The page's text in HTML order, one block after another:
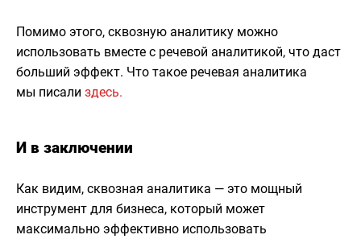
Помимо этого, сквозную аналитику можно
использовать вместе с речевой аналитикой, что даст
больший эффект. Что такое речевая аналитика
мы писали здесь.
И в заключении
Как видим, сквозная аналитика — это мощный
инструмент для бизнеса, который может
максимально эффективно использовать